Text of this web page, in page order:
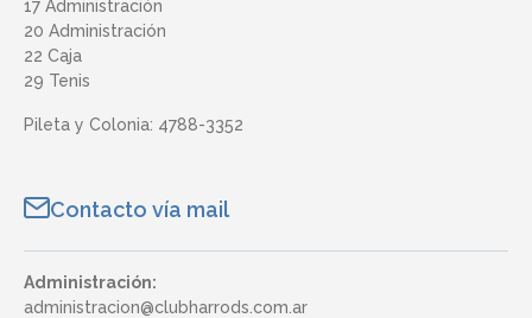
17 Administración
20 Administración
22 Caja
29 Tenis
Pileta y Colonia: 4788-3352
Contacto vía mail
Administración:
administracion@clubharrods.com.ar